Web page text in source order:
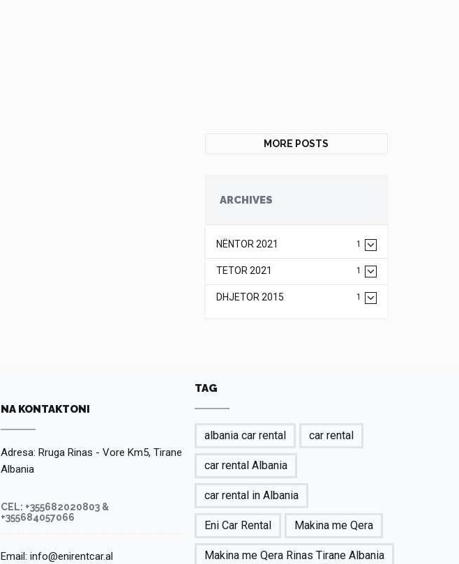
MORE POSTS
ARCHIVES
NËNTOR 2021 1
TETOR 2021 1
DHJETOR 2015 1
NA KONTAKTONI
Adresa: Rruga Rinas - Vore Km5, Tirane
Albania
CEL: +355682020803 &
+355684057066
Email: info@enirentcar.al
TAG
albania car rental car rental
car rental Albania
car rental in Albania
Eni Car Rental Makina me Qera
Makina me Qera Rinas Tirane Albania